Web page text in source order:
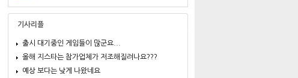
기사리플
출시 대기중인 게임들이 많군요...
올해 지스타는 참가업체가 저조해질려나요???
예상 보다는 낮게 나왔네요